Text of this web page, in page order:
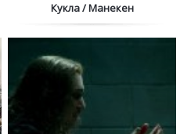
Кукла / Манекен